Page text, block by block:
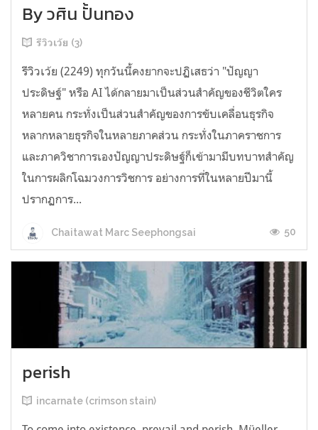
By วศิน ปั้นทอง
รีวิวเว้ย (3)
รีวิวเว้ย (2249) ทุกวันนี้คงยากจะปฏิเสธว่า "ปัญญา
ประดิษฐ์" หรือ AI ได้กลายมาเป็นส่วนสำคัญของชีวิตใคร
หลายคน กระทั่งเป็นส่วนสำคัญของการขับเคลื่อนธุรกิจ
หลากหลายธุรกิจในหลายภาคส่วน กระทั่งในภาคราชการ
และภาควิชาการเองปัญญาประดิษฐ์ก็เข้ามามีบทบาทสำคัญ
ในการผลิกโฉมวงการวิชการ อย่างการที่ในหลายปีมานี้
ปรากฏการ...
Chaitawat Marc Seephongsai 50
perish
incarnate (crimson stain)